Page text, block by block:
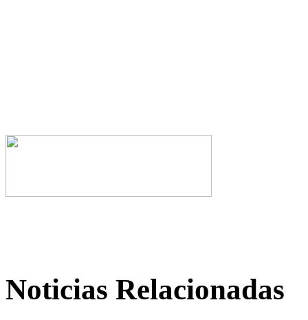
Noticias Relacionadas